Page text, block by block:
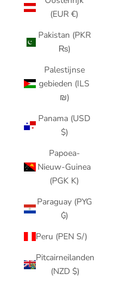
(EUR €)
Pakistan (PKR
₨)
Palestijnse
gebieden (ILS
₪)
Panama (USD
$)
Papoea-
Nieuw-Guinea
(PGK K)
Paraguay (PYG
₲)
Peru (PEN S/)
Pitcairneilanden
(NZD $)